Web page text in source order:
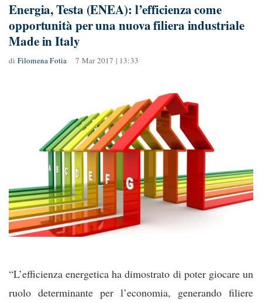
Energia, Testa (ENEA): l’efficienza come
opportunità per una nuova filiera industriale
Made in Italy
di Filomena Fotia 7 Mar 2017 | 13:33
“L’efficienza energetica ha dimostrato di poter giocare un
ruolo determinante per l’economia, generando filiere